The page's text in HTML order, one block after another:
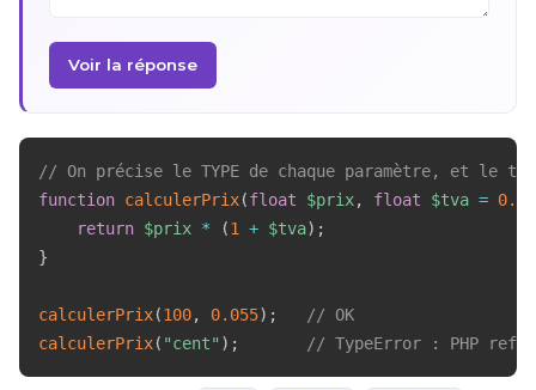
Voir la réponse
// On précise le TYPE de chaque paramètre, et le
function calculerPrix(float $prix, float $tva = 0.20
return $prix * (1 + $tva) ;
}
calculerPrix(100, 0.055) ;
// OK
calculerPrix( "cent" ) ; // TypeError : PHP